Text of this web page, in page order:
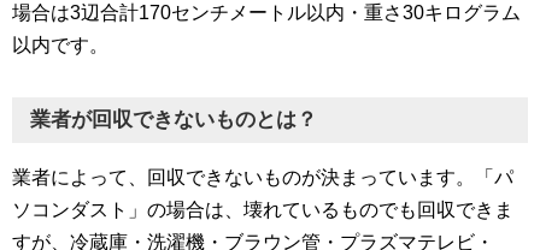
場合は3辺合計170センチメートル以内・重さ30キログラム
以内です。
業者が回収できないものとは？
業者によって、回収できないものが決まっています。「パ
ソコンダスト」の場合は、壊れているものでも回収できま
すが、冷蔵庫・洗濯機・ブラウン管・プラズマテレビ・